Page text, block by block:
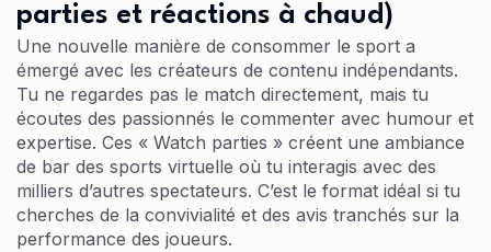
parties et réactions à chaud)
Une nouvelle manière de consommer le sport a
émergé avec les créateurs de contenu indépendants.
Tu ne regardes pas le match directement, mais tu
écoutes des passionnés le commenter avec humour et
expertise. Ces « Watch parties » créent une ambiance
de bar des sports virtuelle où tu interagis avec des
milliers d’autres spectateurs. C’est le format idéal si tu
cherches de la convivialité et des avis tranchés sur la
performance des joueurs.